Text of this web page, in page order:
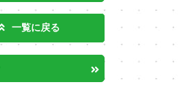
一覧に戻る